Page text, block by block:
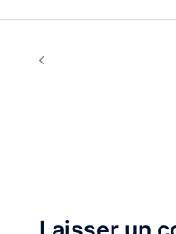
d’article